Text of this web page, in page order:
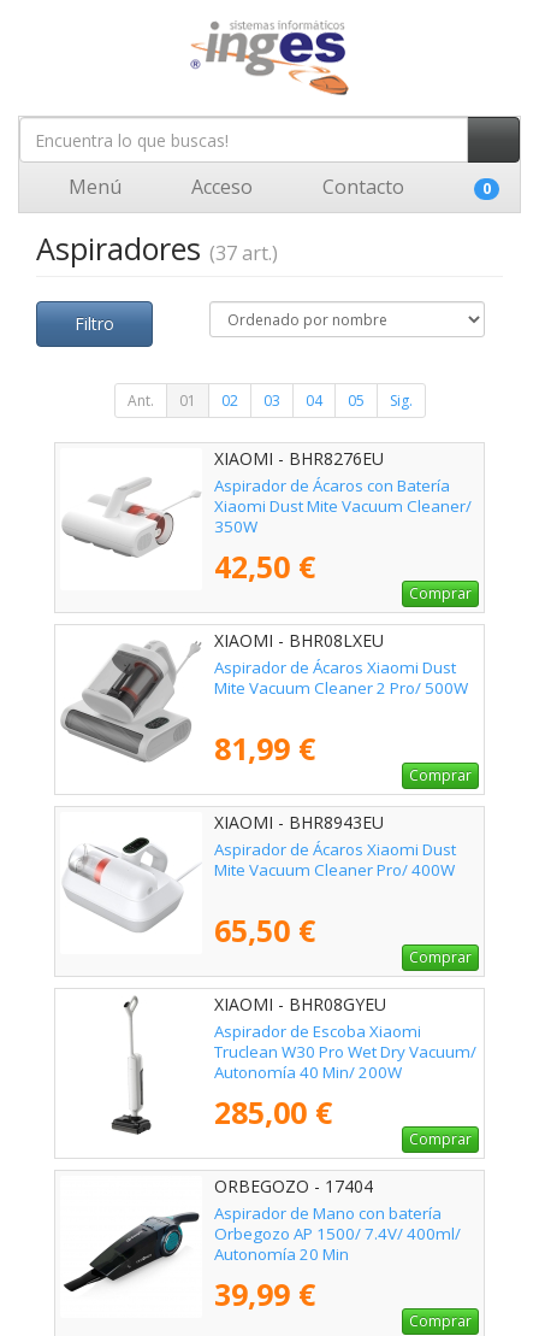
Menú Acceso Contacto 0
Aspiradores (37 art.)
Filtro
Ant. 01 02 03 04 05 Sig.
XIAOMI - BHR8276EU
Aspirador de Ácaros con Batería
Xiaomi Dust Mite Vacuum Cleaner/
350W
42,50 €
Comprar
XIAOMI - BHR08LXEU
Aspirador de Ácaros Xiaomi Dust
Mite Vacuum Cleaner 2 Pro/ 500W
81,99 €
Comprar
XIAOMI - BHR8943EU
Aspirador de Ácaros Xiaomi Dust
Mite Vacuum Cleaner Pro/ 400W
65,50 €
Comprar
XIAOMI - BHR08GYEU
Aspirador de Escoba Xiaomi
Truclean W30 Pro Wet Dry Vacuum/
Autonomía 40 Min/ 200W
285,00 €
Comprar
ORBEGOZO - 17404
Aspirador de Mano con batería
Orbegozo AP 1500/ 7.4V/ 400ml/
Autonomía 20 Min
39,99 €
Comprar